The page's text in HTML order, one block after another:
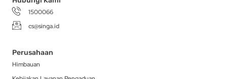
1500066
cs@singa.id
Perusahaan
Himbauan